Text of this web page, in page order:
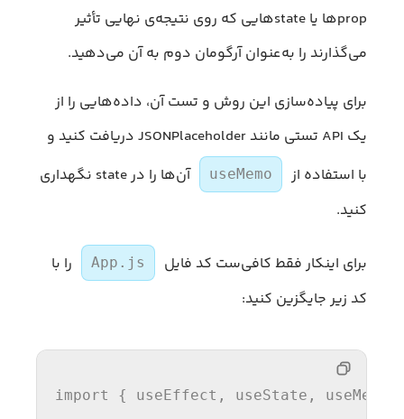
propها یا stateهایی که روی نتیجه‌ی نهایی تأثیر
می‌گذارند را به‌عنوان آرگومان دوم به آن می‌دهید.
برای پیاده‌سازی این روش و تست آن، داده‌هایی را از
یک API تستی مانند JSONPlaceholder دریافت کنید و
با استفاده از
useMemo
آن‌ها را در state نگهداری
کنید.
برای اینکار فقط کافی‌ست کد فایل App.js
را با
کد زیر جایگزین کنید:
import
{ useEffect, useState,